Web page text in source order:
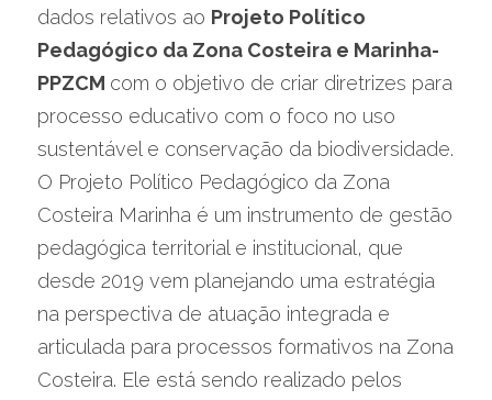
dados relativos ao Projeto Político
Pedagógico da Zona Costeira e Marinha-
PPZCM com o objetivo de criar diretrizes para
processo educativo com o foco no uso
sustentável e conservação da biodiversidade.
O Projeto Político Pedagógico da Zona
Costeira Marinha é um instrumento de gestão
pedagógica territorial e institucional, que
desde 2019 vem planejando uma estratégia
na perspectiva de atuação integrada e
articulada para processos formativos na Zona
Costeira. Ele está sendo realizado pelos